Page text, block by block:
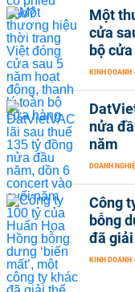
Một
cửa
bộ
KINH DOANH
nửa
năm
DOANH
Công
bỗng
đã
KINH DOANH